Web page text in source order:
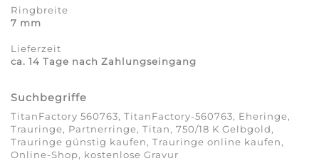
Ringbreite
7 mm
Lieferzeit
ca. 14 Tage nach Zahlungseingang
Suchbegriffe
TitanFactory 560763, TitanFactory-560763, Eheringe,
Trauringe, Partnerringe, Titan, 750/18 K Gelbgold,
Trauringe günstig kaufen, Trauringe online kaufen,
Online-Shop, kostenlose Gravur